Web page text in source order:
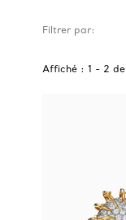
Filtrer par
Affiché : 1 - 2 de